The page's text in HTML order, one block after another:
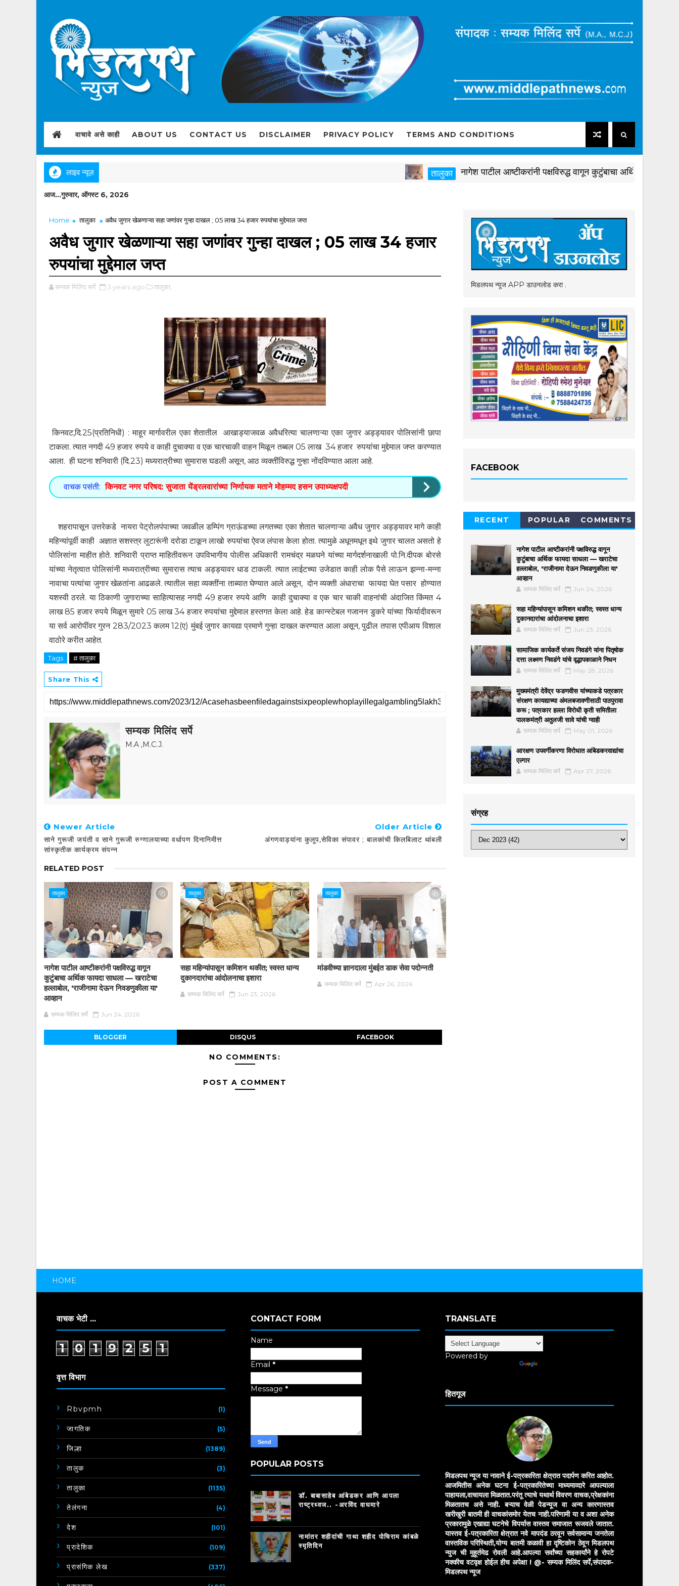
वाचावे असे काही ABOUT US CONTACT US DISCLAIMER PRIVACY POLICY TERMS AND CONDITIONS
लाइव न्यूज़ तालुका नागेश पाटील आष्टीकरांनी पक्षविरुद्ध वागून कुटुंबाचा अर्थिक फायदा
आज...गुरुवार, ऑगस्ट 6, 2026
Home तालुका अवैध जुगार खेळणाऱ्या सहा जणांवर गुन्हा दाखल ; 05 लाख 34 हजार रुपयांचा मुद्देमाल जप्त
अवैध जुगार खेळणाऱ्या सहा जणांवर गुन्हा दाखल ; 05 लाख 34 हजार
रुपयांचा मुद्देमाल जप्त
सम्यक मिलिंद सर्पे 3 years ago तालुका,
किनवट,दि.25(प्रतिनिधी) : माहूर मार्गावरील एका शेतातील आखाड्याजवळ अवैधरित्या चालणाऱ्या एका जुगार अड्ड्यावर पोलिसांनी छापा
टाकला. त्यात नगदी 49 हजार रुपये व काही दुचाक्या व एक चारचाकी वाहन मिळून तब्बल 05 लाख 34 हजार रुपयांचा मुद्देमाल जप्त करण्यात
आला. ही घटना शनिवारी (दि.23) मध्यरात्रीच्या सुमारास घडली असून, आठ व्यक्तींविरुद्ध गुन्हा नोंदविण्यात आला आहे.
वाचक पसंती: किनवट नगर परिषद: सुजाता येंड्रलवारांच्या निर्णायक मताने मोहम्मद हसन उपाध्यक्षपदी
शहरापासून उत्तरेकडे नायरा पेट्रोलपंपाच्या जवळील डम्पिंग ग्राऊंडच्या लगतच्या एका शेतात चालणाऱ्या अवैध जुगार अड्ड्यावर मागे काही
महिन्यांपूर्वी काही अज्ञात सशस्त्र लुटारूंनी दरोडा टाकून लाखो रुपयांचा ऐवज लंपास केला होता. त्यामुळे अधूनमधून इथे जुगार चालत असतो हे
पोलिसांना माहीत होते. शनिवारी प्राप्त माहितीवरून उपविभागीय पोलीस अधिकारी रामचंद्र मळघने यांच्या मार्गदर्शनाखाली पो.नि.दीपक बोरसे
यांच्या नेतृत्वात पोलिसांनी मध्यरात्रीच्या सुमारास त्याच अड्ड्यावर धाड टाकली. त्यात लाईटच्या उजेडात काही लोक पैसे लाऊन झन्ना-मन्ना
नावाचा पत्यांचा जुगार खेळतांना आढळले. त्यातील सहा व्यक्तींना ताब्यात घेण्यात आले असून, दोन व्यक्ती अंधाराचा फायदा घेत पसार होण्यात
यशस्वी ठरले. या ठिकाणी जुगाराच्या साहित्यासह नगदी 49 हजार रुपये आणि काही दुचाक्या व एक चार चाकी वाहनांची अंदाजित किंमत 4
लाख 85 हजार रुपये मिळून सुमारे 05 लाख 34 हजार रुपयांचा मुद्देमाल हस्तगत केला आहे. हेड कान्स्टेबल गजानन डुकरे यांच्या फिर्यादीवरून
या सर्व आरोपींवर गुरन 283/2023 कलम 12(ए) मुंबई जुगार कायद्या प्रमाणे गुन्हा दाखल करण्यात आला असून, पुढील तपास एपीआय विशाल
वाठोरे करीत आहेत.
Tags # तालुका
Share This
सम्यक मिलिंद सर्पे
M.A ,M.C.J.
Newer Article
साने गुरूजी जयंती व साने गुरूजी रुग्णालयाच्या वर्धापण दिनानिमीत्त
सांस्कृतीक कार्यक्रम संपन्न
Older Article
अंगणवाड्यांना कुलूप,सेविका संपावर ; बालकांची किलबिलाट थांबली
RELATED POST
तालुका
नागेश पाटील आष्टीकरांनी पक्षविरुद्ध वागून
कुटुंबाचा अर्थिक फायदा साधला — खराटेचा
हल्लाबोल, 'राजीनामा देऊन निवडणुकीला या'
आव्हान
सम्यक मिलिंद सर्पे Jun 24, 2026
तालुका
सहा महिन्यांपासून कमिशन थकीत; स्वस्त धान्य
दुकानदारांचा आंदोलनाचा इशारा
सम्यक मिलिंद सर्पे Jun 23, 2026
तालुका
मांडवीच्या ज्ञानदाला मुंबईत डाक सेवा पदोन्नती
सम्यक मिलिंद सर्पे Apr 26, 2026
BLOGGER DISQUS FACEBOOK
NO COMMENTS:
POST A COMMENT
मिडलपथ न्यूज APP डाउनलोड करा .
FACEBOOK
RECENT POPULAR COMMENTS
नागेश पाटील आष्टीकरांनी पक्षविरुद्ध वागून
कुटुंबाचा अर्थिक फायदा साधला — खराटेचा
हल्लाबोल, 'राजीनामा देऊन निवडणुकीला या'
आव्हान
सम्यक मिलिंद सर्पे Jun 24, 2026
सहा महिन्यांपासून कमिशन थकीत; स्वस्त धान्य
दुकानदारांचा आंदोलनाचा इशारा
सम्यक मिलिंद सर्पे Jun 23, 2026
सामाजिक कार्यकर्ते संजय निवडंगे यांना पितृषोक
दत्ता लक्ष्मण निवडंगे यांचे वृद्धापकाळाने निधन
सम्यक मिलिंद सर्पे May 28, 2026
मुख्यमंत्री देवेंद्र फडणवीस यांच्याकडे पत्रकार
संरक्षण कायद्याच्या अंमलबजावणीसाठी पाठपुरावा
करू ; पत्रकार हल्ला विरोधी कृती समितीला
पालकमंत्री अतुलजी सावे यांची ग्वाही
सम्यक मिलिंद सर्पे May 01, 2026
आरक्षण उपवर्गीकरणा विरोधात आंबेडकरवाद्यांचा
एल्गार
सम्यक मिलिंद सर्पे Apr 27, 2026
संग्रह
HOME
वाचक भेटी ...
1 0 1 9 2 5 1
वृत्त विभाग
Rbvpmh (1)
जागतिक (5)
जिल्हा (1389)
तालुक (3)
तालुका (1135)
तेलंगना (4)
देश (101)
प्रादेशिक (109)
प्रासंगिक लेख (337)
CONTACT FORM
Name
Email *
Message *
POPULAR POSTS
डॉ. बाबासाहेब आंबेडकर आणि आपला
राष्ट्रध्वज.. -अरविंद वाघमारे
नामांतर शहीदांची गाथा शहीद पोचिराम कांबळे
स्मृतिदिन
TRANSLATE
Powered by
हितगूज
मिडलपथ न्यूज या नावाने ई-पत्रकारिता क्षेत्रात पदार्पण करित आहोत.
आजमितीस अनेक घटना ई-पत्रकारितेच्या माध्यमाव्दारे आपल्याला
पाहायला,वाचायला मिळतात.परंतू त्याचे यथार्थ विवरण वाचक,प्रेक्षकांना
मिळतातच असे नाही. बऱ्याच वेळी पेडन्यूज वा अन्य कारणास्तव
खरीखुरी बातमी ही वाचकांसमोर येतच नाही.परिणामी या व अशा अनेक
प्रकारामुळे एखाद्या घटनेचे विपर्यास वास्तव समाजात रूजवले जातात.
यास्तव ई-पत्रकारिता क्षेत्रात नवे मापदंड ठरवून सर्वसामान्य जनतेला
वास्तविक परिस्थिती,योग्य बातमी कळावी हा दृष्टिकोन ठेवून मिडलपथ
न्युज ची मुहूर्तमेढ रोवली आहे.आपल्या सर्वांच्या सहकार्यांने हे रोपटे
नक्कीच वटवृक्ष होईल हीच अपेक्षा ! @- सम्यक मिलिंद सर्पे,संपादक-
मिडलपथ न्यूज